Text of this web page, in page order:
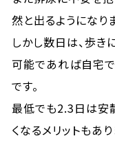
然と出るようになり
しかし数日は、歩き
可能であれば自宅
です。
最低でも2.3日は安
くなるメリットもあり